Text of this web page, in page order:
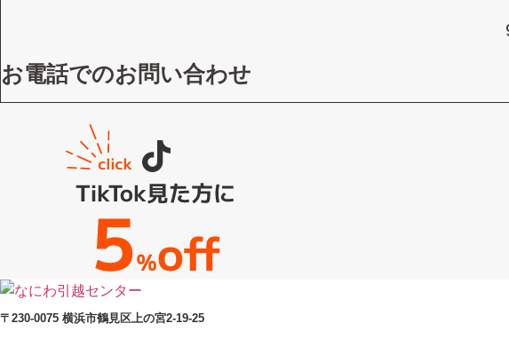
お電話でのお問い合わせ
〒230-0075 横浜市鶴見区上の宮2-19-25